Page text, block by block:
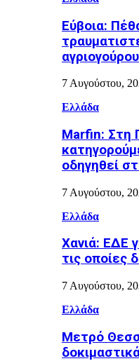
Εύβοια:
7 Αυγούστου,
Ελλάδα
Marfin: Στη
οδηγηθεί
7 Αυγούστου,
Ελλάδα
Χανιά: ΕΔΕ
τις οποίες
7 Αυγούστου,
Ελλάδα
Μετρό